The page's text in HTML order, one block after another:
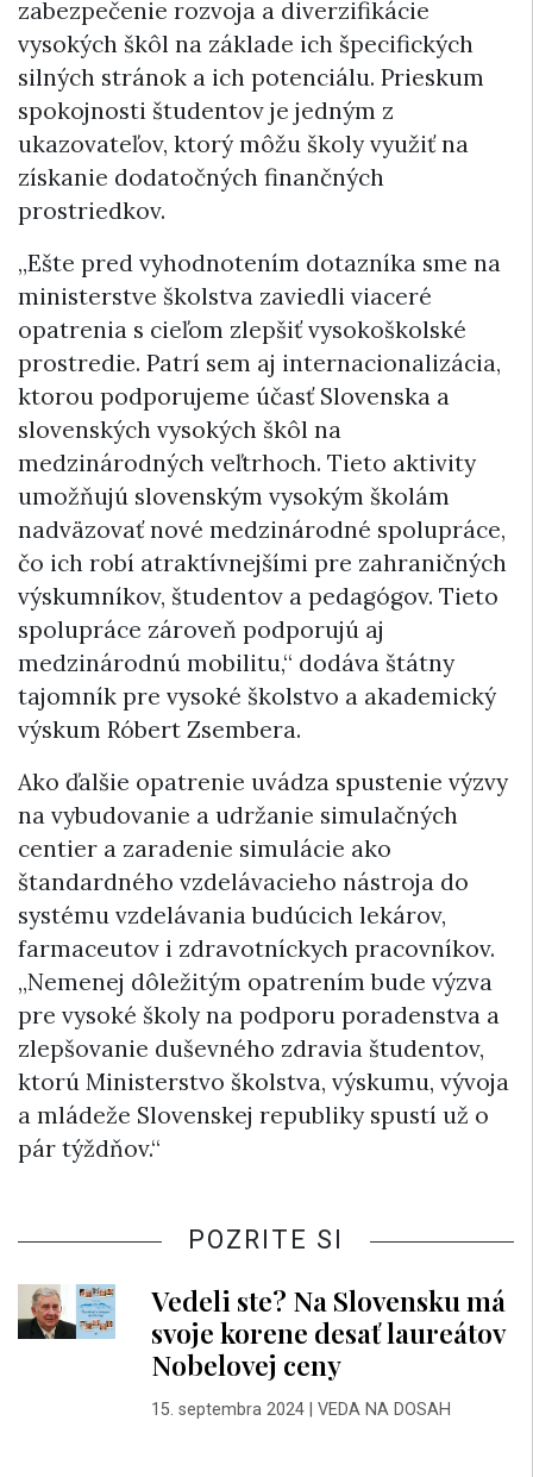
zabezpečenie rozvoja a diverzifikácie
vysokých škôl na základe ich špecifických
silných stránok a ich potenciálu. Prieskum
spokojnosti študentov je jedným z
ukazovateľov, ktorý môžu školy využiť na
získanie dodatočných finančných
prostriedkov.
„Ešte pred vyhodnotením dotazníka sme na
ministerstve školstva zaviedli viaceré
opatrenia s cieľom zlepšiť vysokoškolské
prostredie. Patrí sem aj internacionalizácia,
ktorou podporujeme účasť Slovenska a
slovenských vysokých škôl na
medzinárodných veľtrhoch. Tieto aktivity
umožňujú slovenským vysokým školám
nadväzovať nové medzinárodné spolupráce,
čo ich robí atraktívnejšími pre zahraničných
výskumníkov, študentov a pedagógov. Tieto
spolupráce zároveň podporujú aj
medzinárodnú mobilitu,“ dodáva štátny
tajomník pre vysoké školstvo a akademický
výskum Róbert Zsembera.
Ako ďalšie opatrenie uvádza spustenie výzvy
na vybudovanie a udržanie simulačných
centier a zaradenie simulácie ako
štandardného vzdelávacieho nástroja do
systému vzdelávania budúcich lekárov,
farmaceutov i zdravotníckych pracovníkov.
„Nemenej dôležitým opatrením bude výzva
pre vysoké školy na podporu poradenstva a
zlepšovanie duševného zdravia študentov,
ktorú Ministerstvo školstva, výskumu, vývoja
a mládeže Slovenskej republiky spustí už o
pár týždňov.“
POZRITE SI
Vedeli ste? Na Slovensku má
svoje korene desať laureátov
Nobelovej ceny
15. septembra 2024| VEDA NA DOSAH